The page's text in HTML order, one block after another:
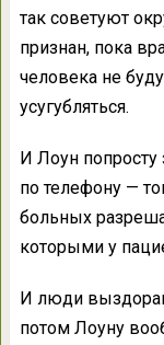
так советуют
признан, пока
человека не
усугубляться.
И Лоун попросту
по телефону —
больных
которыми у
И люди
потом Лоуну